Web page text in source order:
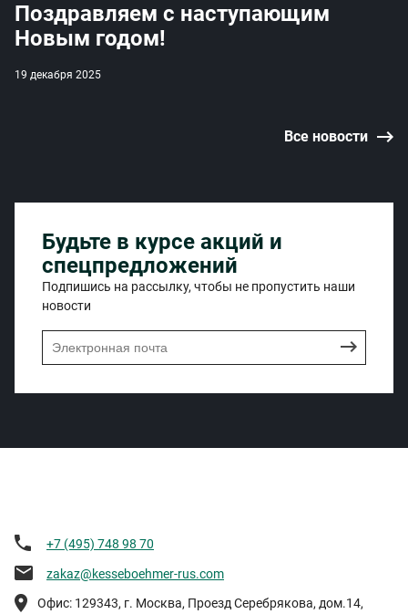
Поздравляем с наступающим
Новым годом!
19 декабря 2025
Все новости
Будьте в курсе акций и
спецпредложений
Подпишись на рассылку, чтобы не пропустить наши
новости
+7 (495) 748 98 70
zakaz@kesseboehmer-rus.com
Офис: 129343, г. Москва, Проезд Серебрякова, дом.14,